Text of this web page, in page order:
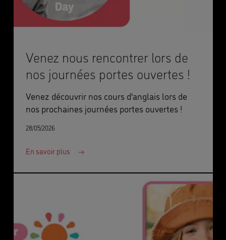
Venez nous rencontrer lors de
nos journées portes ouvertes !
Venez découvrir nos cours d'anglais lors de
nos prochaines journées portes ouvertes !
28/05/2026
En savoir plus